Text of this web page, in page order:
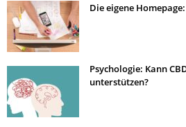
Die eigene
Psychologie: Kann
unterstützen?